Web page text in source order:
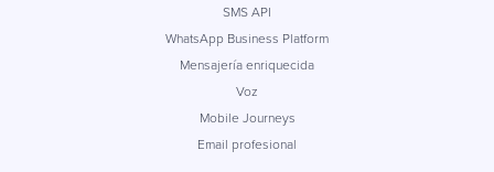
SMS API
WhatsApp Business Platform
Mensajería enriquecida
Voz
Mobile Journeys
Email profesional